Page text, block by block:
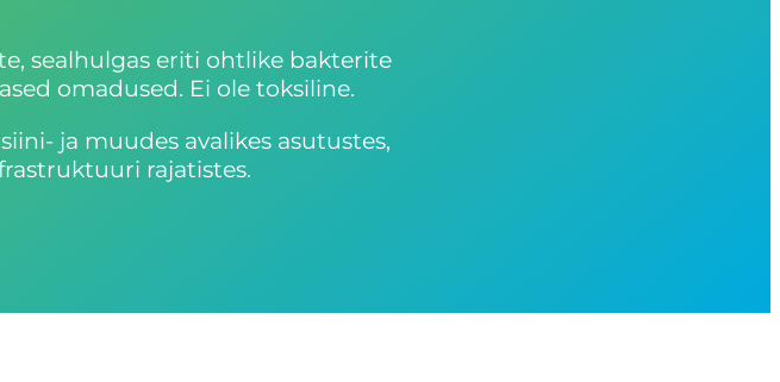
sealhulgas eriti ohtlike bakterite
omadused. Ei ole toksiline.
ja muudes avalikes asutustes,
rajatistes.